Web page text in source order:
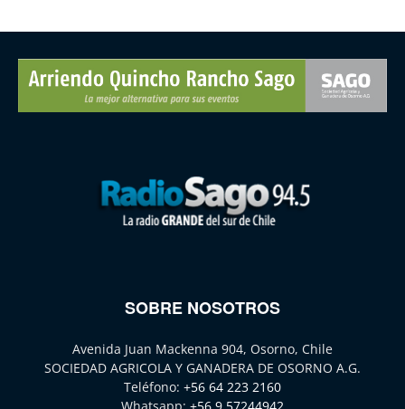
SOBRE NOSOTROS
Avenida Juan Mackenna 904, Osorno, Chile
SOCIEDAD AGRICOLA Y GANADERA DE OSORNO A.G.
Teléfono: +56 64 223 2160
Whatsapp: +56 9 57244942